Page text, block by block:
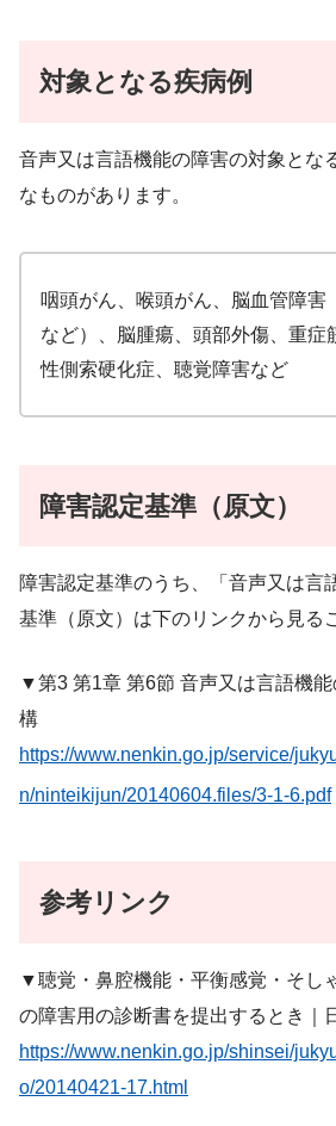
対象となる疾病例
音声又は言語機能の障害の対象とな
なものがあります。
咽頭がん、喉頭がん、脳血管障害
など）、脳腫瘍、頭部外傷、重症
性側索硬化症、聴覚障害など
障害認定基準（原文）
障害認定基準のうち、「音声又は言
基準（原文）は下のリンクから見る
▼第3 第1章 第6節 音声又は言語機
構
https://www.nenkin.go.jp/service/
n/ninteikijun/20140604.files/3-1-6.pdf
参考リンク
▼聴覚・鼻腔機能・平衡感覚・そし
の障害用の診断書を提出するとき｜
https://www.nenkin.go.jp/shinsei/
o/20140421-17.html